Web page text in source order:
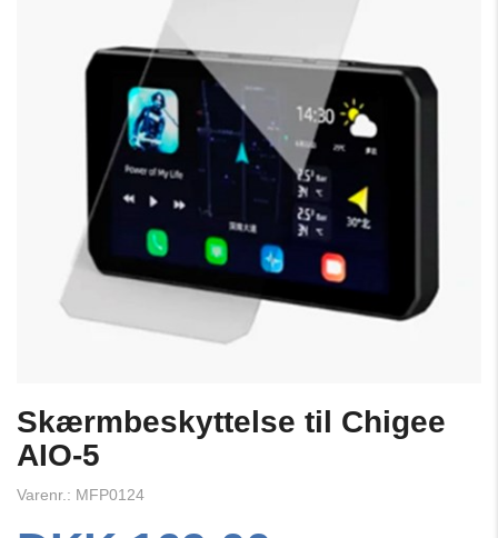
Skærmbeskyttelse til Chigee
AIO-5
Varenr.: MFP0124